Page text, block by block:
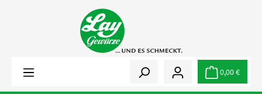
Zum Hauptinhalt springen
0,00 €